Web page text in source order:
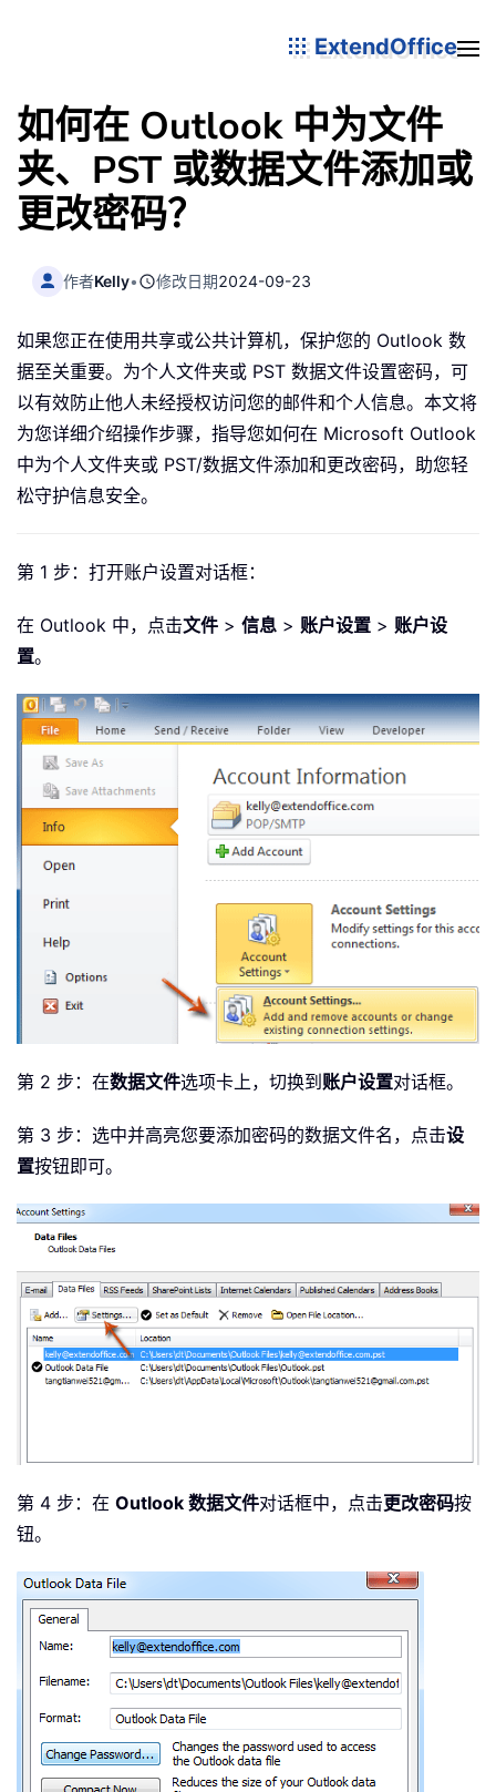
ExtendOffice
如何在 Outlook 中为文件
夹、PST 或数据文件添加或
更改密码？
作者Kelly• 修改日期2024-09-23
如果您正在使用共享或公共计算机，保护您的 Outlook 数
据至关重要。为个人文件夹或 PST 数据文件设置密码，可
以有效防止他人未经授权访问您的邮件和个人信息。本文将
为您详细介绍操作步骤，指导您如何在 Microsoft Outlook
中为个人文件夹或 PST/数据文件添加和更改密码，助您轻
松守护信息安全。
第 1 步：打开账户设置对话框：
在 Outlook 中，点击文件 > 信息 > 账户设置 > 账户设
置。
第 2 步：在数据文件选项卡上，切换到账户设置对话框。
第 3 步：选中并高亮您要添加密码的数据文件名，点击设
置按钮即可。
第 4 步：在 Outlook 数据文件对话框中，点击更改密码按
钮。